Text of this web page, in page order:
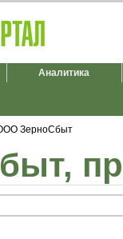
Аналитика
ЗерноСбыт